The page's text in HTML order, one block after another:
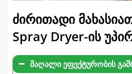
ძირითადი
Spray Dryer-ის
მაღალი ეფექტურობის